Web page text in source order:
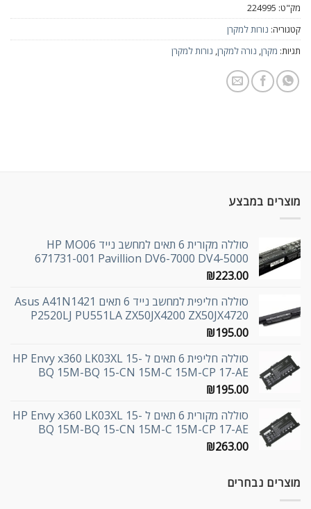
מק"ט: 224995
קטגוריה: נורות למקרן
תגיות: מקרן, נורה למקרן, נורות למקרן
מוצרים במבצע
סוללה מקורית 6 תאים למחשב נייד HP MO06
671731-001 Pavillion DV6-7000 DV4-5000
₪223.00
סוללה חליפית למחשב נייד 6 תאים Asus A41N1421
P2520LJ PU551LA ZX50JX4200 ZX50JX4720
₪195.00
סוללה חליפית 6 תאים ל HP Envy x360 LK03XL 15-
BQ 15M-BQ 15-CN 15M-C 15M-CP 17-AE
₪195.00
סוללה מקורית 6 תאים ל HP Envy x360 LK03XL 15-
BQ 15M-BQ 15-CN 15M-C 15M-CP 17-AE
₪263.00
מוצרים נבחרים